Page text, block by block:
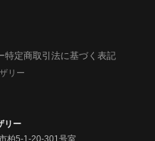
特定商取引法に基づく表記
リー
リー